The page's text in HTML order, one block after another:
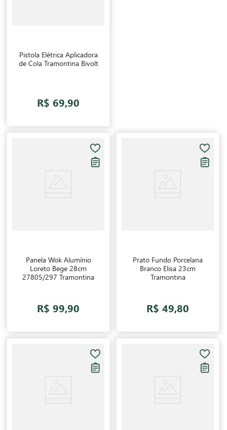
Pistola Elétrica Aplicadora
de Cola Tramontina Bivolt
R$ 69,90
Panela Wok Alumínio
Loreto Bege 28cm
27805/297 Tramontina
R$ 99,90
Prato Fundo Porcelana
Branco Elisa 23cm
Tramontina
R$ 49,80